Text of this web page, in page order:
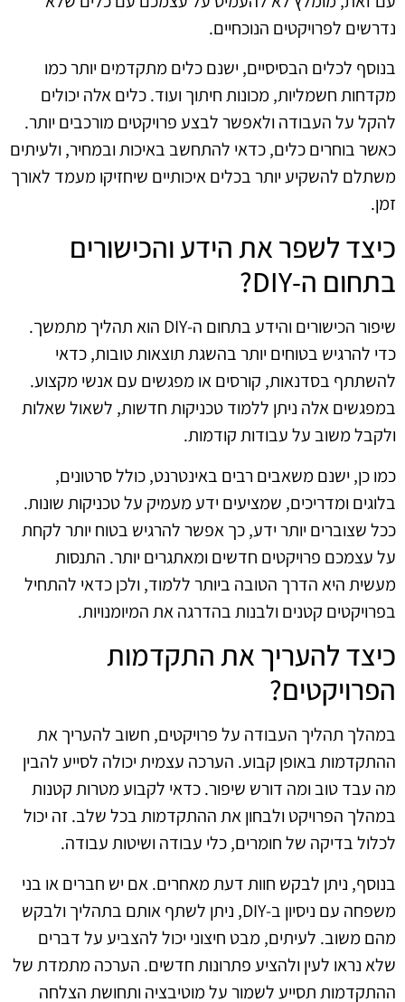
נדרשים לפרויקטים הנוכחיים.
בנוסף לכלים הבסיסיים, ישנם כלים מתקדמים יותר כמו
מקדחות חשמליות, מכונות חיתוך ועוד. כלים אלה יכולים
להקל על העבודה ולאפשר לבצע פרויקטים מורכבים יותר.
כאשר בוחרים כלים, כדאי להתחשב באיכות ובמחיר, ולעיתים
משתלם להשקיע יותר בכלים איכותיים שיחזיקו מעמד לאורך
זמן.
כיצד לשפר את הידע והכישורים
בתחום ה-DIY?
שיפור הכישורים והידע בתחום ה-DIY הוא תהליך מתמשך.
כדי להרגיש בטוחים יותר בהשגת תוצאות טובות, כדאי
להשתתף בסדנאות, קורסים או מפגשים עם אנשי מקצוע.
במפגשים אלה ניתן ללמוד טכניקות חדשות, לשאול שאלות
ולקבל משוב על עבודות קודמות.
כמו כן, ישנם משאבים רבים באינטרנט, כולל סרטונים,
בלוגים ומדריכים, שמציעים ידע מעמיק על טכניקות שונות.
ככל שצוברים יותר ידע, כך אפשר להרגיש בטוח יותר לקחת
על עצמכם פרויקטים חדשים ומאתגרים יותר. התנסות
מעשית היא הדרך הטובה ביותר ללמוד, ולכן כדאי להתחיל
בפרויקטים קטנים ולבנות בהדרגה את המיומנויות.
כיצד להעריך את התקדמות
הפרויקטים?
במהלך תהליך העבודה על פרויקטים, חשוב להעריך את
ההתקדמות באופן קבוע. הערכה עצמית יכולה לסייע להבין
מה עבד טוב ומה דורש שיפור. כדאי לקבוע מטרות קטנות
במהלך הפרויקט ולבחון את ההתקדמות בכל שלב. זה יכול
לכלול בדיקה של חומרים, כלי עבודה ושיטות עבודה.
בנוסף, ניתן לבקש חוות דעת מאחרים. אם יש חברים או בני
משפחה עם ניסיון ב-DIY, ניתן לשתף אותם בתהליך ולבקש
מהם משוב. לעיתים, מבט חיצוני יכול להצביע על דברים
שלא נראו לעין ולהציע פתרונות חדשים. הערכה מתמדת של
ההתקדמות תסייע לשמור על מוטיבציה ותחושת הצלחה